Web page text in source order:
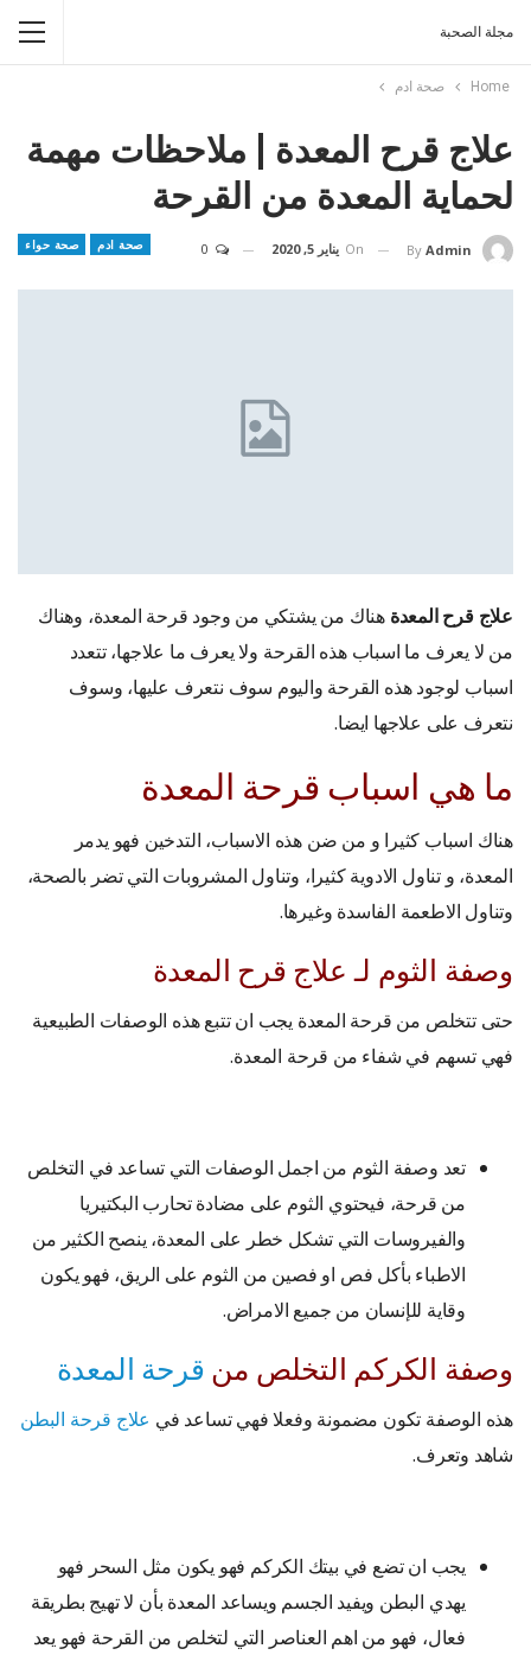
مجلة الصحبة
Home صحة ادم
علاج قرح المعدة | ملاحظات مهمة
لحماية المعدة من القرحة
صحة ادم صحة حواء By Admin
On يناير 5, 2020
علاج قرح المعدة هناك من يشتكي من وجود قرحة المعدة، وهناك
من لا يعرف ما اسباب هذه القرحة ولا يعرف ما علاجها، تتعدد
اسباب لوجود هذه القرحة واليوم سوف نتعرف عليها، وسوف
نتعرف على علاجها ايضا.
ما هي اسباب قرحة المعدة
هناك اسباب كثيرا و من ضن هذه الاسباب، التدخين فهو يدمر
المعدة، و تناول الادوية كثيرا، وتناول المشروبات التي تضر بالصحة،
وتناول الاطعمة الفاسدة وغيرها.
وصفة الثوم لـ علاج قرح المعدة
حتى تتخلص من قرحة المعدة يجب ان تتبع هذه الوصفات الطبيعية
فهي تسهم في شفاء من قرحة المعدة.
تعد وصفة الثوم من اجمل الوصفات التي تساعد في التخلص
من قرحة، فيحتوي الثوم على مضادة تحارب البكتيريا
والفيروسات التي تشكل خطر على المعدة، ينصح الكثير من
الاطباء بأكل فص او فصين من الثوم على الريق، فهو يكون
وقاية للإنسان من جميع الامراض.
وصفة الكركم التخلص من قرحة المعدة
هذه الوصفة تكون مضمونة وفعلا فهي تساعد في علاج قرحة البطن
شاهد وتعرف.
يجب ان تضع في بيتك الكركم فهو يكون مثل السحر فهو
يهدي البطن ويفيد الجسم ويساعد المعدة بأن لا تهيج بطريقة
فعال، فهو من اهم العناصر التي لتخلص من القرحة فهو يعد